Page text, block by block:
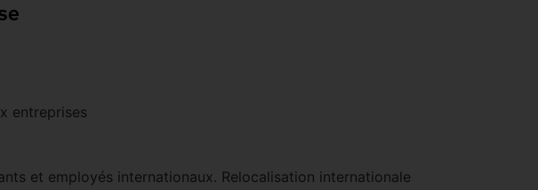
entreprises
et employés internationaux. Relocalisation internationale